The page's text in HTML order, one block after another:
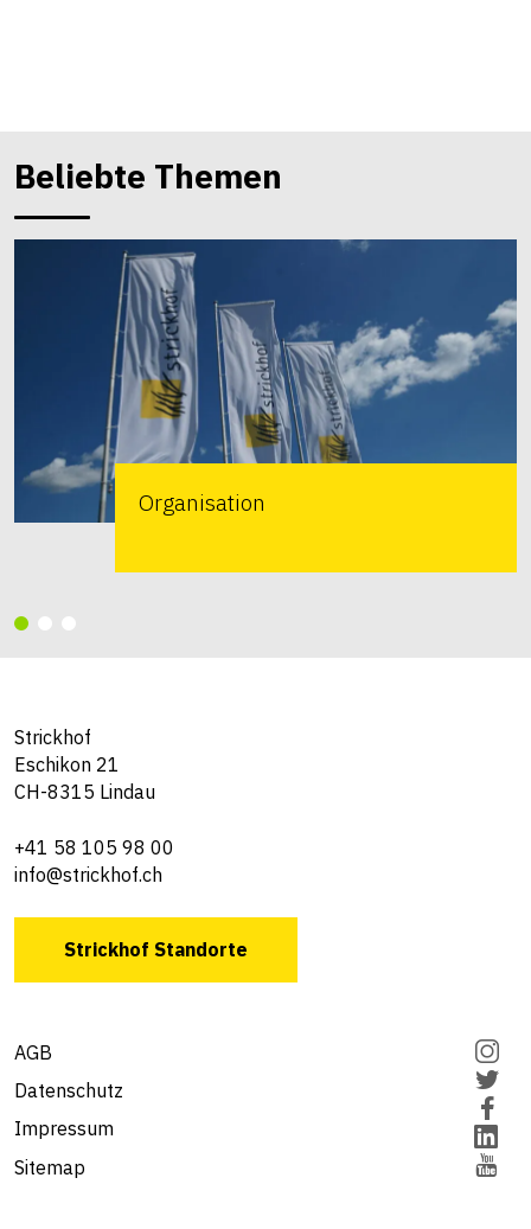
Beliebte Themen
Organisation
Strickhof
Eschikon 21
CH-8315 Lindau
+41 58 105 98 00
info@strickhof.ch
Strickhof Standorte
AGB
Datenschutz
Impressum
Sitemap